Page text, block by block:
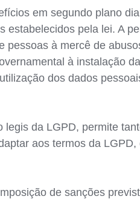
em segundo plano
pela lei. A
à mercê de
à instalação
dos dados
da LGPD, permite
aos termos da
de sanções